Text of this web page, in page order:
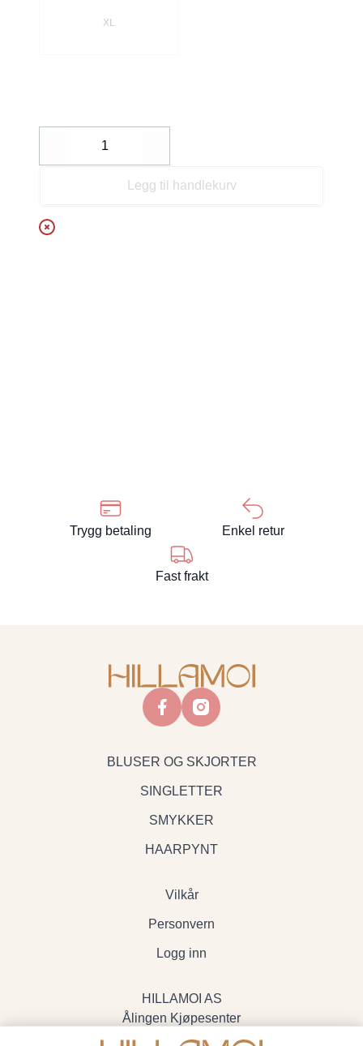
XL
Decrease
Legg til handlekurv
Trygg betaling Enkel retur
Fast frakt
facebookinstagram
BLUSER OG SKJORTER
SINGLETTER
SMYKKER
HAARPYNT
Vilkår
Personvern
Logg inn
HILLAMOI AS
Ålingen Kjøpesenter
Myrenvegen 19, 3570 Ål